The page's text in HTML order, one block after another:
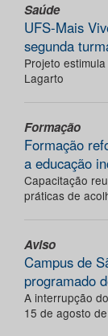
Saúde
UFS-Mais
segunda
Projeto
Lagarto
Formação
Formação
a educação
Capacitação
práticas de
Aviso
Campus de
programado
A interrupção
15 de agosto